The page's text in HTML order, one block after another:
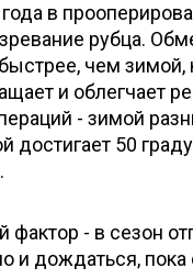
в
рубца.
чем
и облегчает
- зимой
50
- в сезон
и дождаться,